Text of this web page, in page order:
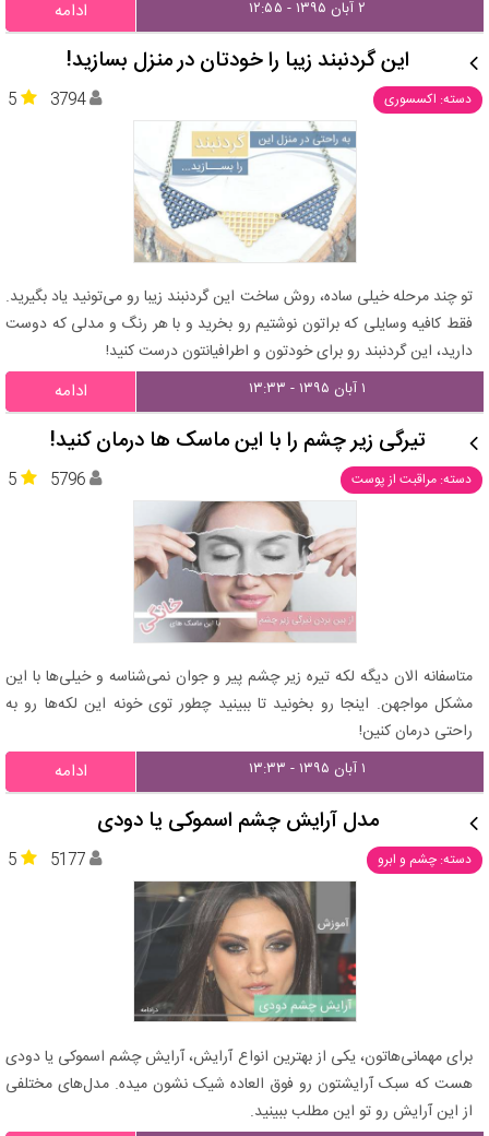
۲ آبان ۱۳۹۵ - ۱۲:۵۵ ادامه
این گردنبند زیبا را خودتان در منزل بسازید!
دسته: اکسسوری 5 3794
تو چند مرحله خیلی ساده، روش ساخت این گردنبند زیبا رو می‌تونید یاد بگیرید.
فقط کافیه وسایلی که براتون نوشتیم رو بخرید و با هر رنگ و مدلی که دوست
دارید، این گردنبند رو برای خودتون و اطرافیانتون درست کنید!
۱ آبان ۱۳۹۵ - ۱۳:۳۳ ادامه
تیرگی زیر چشم را با این ماسک ها درمان کنید!
دسته: مراقبت از پوست 5 5796
متاسفانه الان دیگه لکه تیره زیر چشم پیر و جوان نمی‌شناسه و خیلی‌ها با این
مشکل مواجهن. اینجا رو بخونید تا ببینید چطور توی خونه این لکه‌ها رو به
راحتی درمان کنین!
۱ آبان ۱۳۹۵ - ۱۳:۳۳ ادامه
مدل آرایش چشم اسموکی یا دودی
دسته: چشم و ابرو 5 5177
برای مهمانی‌هاتون، یکی از بهترین انواع آرایش، آرایش چشم اسموکی یا دودی
هست که سبک آرایشتون رو فوق العاده شیک نشون میده. مدل‌های مختلفی
از این آرایش رو تو این مطلب ببینید.